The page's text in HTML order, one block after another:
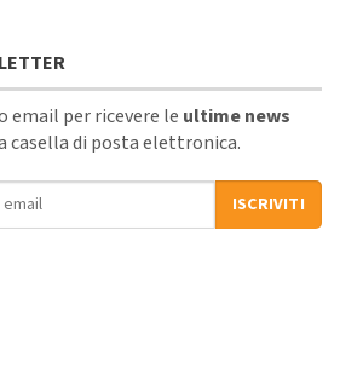
email per ricevere le ultime news
di posta elettronica.
ISCRIVITI